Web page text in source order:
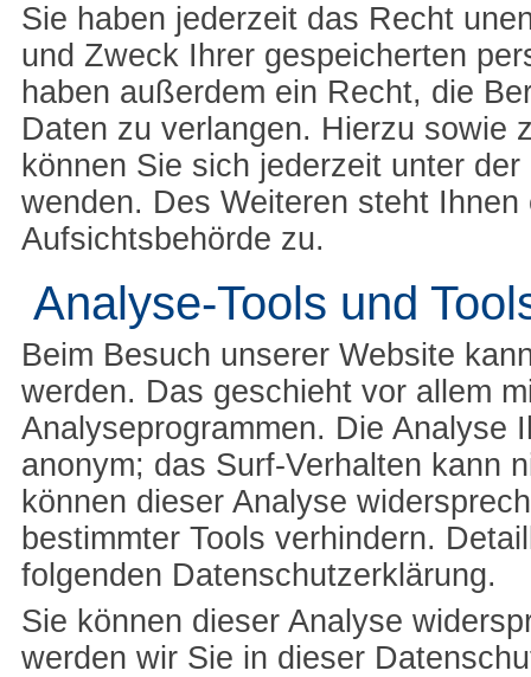
Sie haben jederzeit das Recht
und Zweck Ihrer gespeicherten
haben außerdem ein Recht, die
Daten zu verlangen. Hierzu sowie
können Sie sich jederzeit unter
wenden. Des Weiteren steht
Aufsichtsbehörde zu.
Analyse-Tools und
Beim Besuch unserer Website
werden. Das geschieht vor allem
Analyseprogrammen. Die Analyse
anonym; das Surf-Verhalten kann
können dieser Analyse
bestimmter Tools verhindern.
folgenden Datenschutzerklärung.
Sie können dieser Analyse
werden wir Sie in dieser